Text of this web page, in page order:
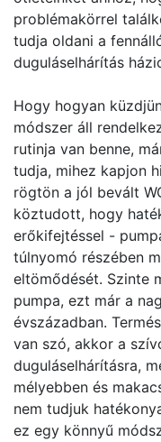
problémakörrel
tudja oldani a
duguláselhárítás
Hogy hogyan
módszer áll
rutinja van benne,
tudja, mihez kapjon
rögtön a jól bevált
köztudott, hogy
erőkifejtéssel -
túlnyomó részében
eltömődését. Szinte
pumpa, ezt már a
évszázadban.
van szó, akkor a
duguláselhárításra,
mélyebben és
nem tudjuk
ez egy könnyű